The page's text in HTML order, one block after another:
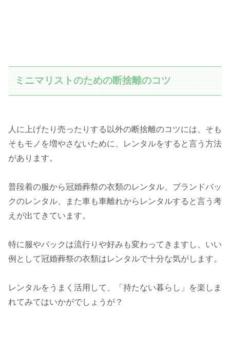
ミニマリストのための断捨離のコツ
人に上げたり売ったりする以外の断捨離のコツには、そも
そもモノを増やさないために、
レンタルをすると言う方法
があります。
普段着の服から冠婚葬祭の衣類のレンタル、ブランドバッ
クのレンタル、また車も車離れからレンタルすると言う考
えが出てきています。
特に服やバックは流行りや好みも変わってきますし、いい
例として冠婚葬祭の衣類はレンタルで十分な気がします。
レンタルをうまく活用して、「持たない暮らし」を楽しま
れてみてはいかがでしょうが？